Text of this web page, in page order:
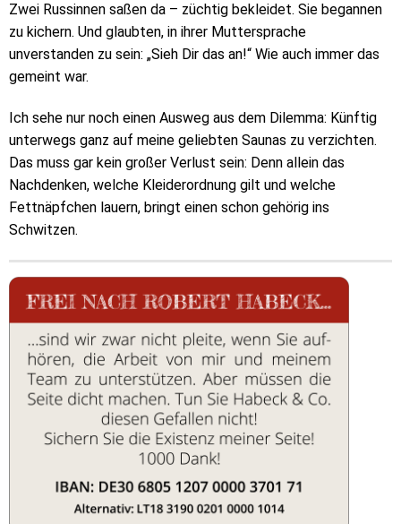
Zwei Russinnen saßen da – züchtig bekleidet. Sie begannen
zu kichern. Und glaubten, in ihrer Muttersprache
unverstanden zu sein: „Sieh Dir das an!“ Wie auch immer das
gemeint war.
Ich sehe nur noch einen Ausweg aus dem Dilemma: Künftig
unterwegs ganz auf meine geliebten Saunas zu verzichten.
Das muss gar kein großer Verlust sein: Denn allein das
Nachdenken, welche Kleiderordnung gilt und welche
Fettnäpfchen lauern, bringt einen schon gehörig ins
Schwitzen.